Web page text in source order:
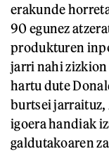
erakunde
90 egunez
produkturen
jarri nahi zizkion
hartu dute
burtsei jarraituz,
igoera handiak
galdutakoaren